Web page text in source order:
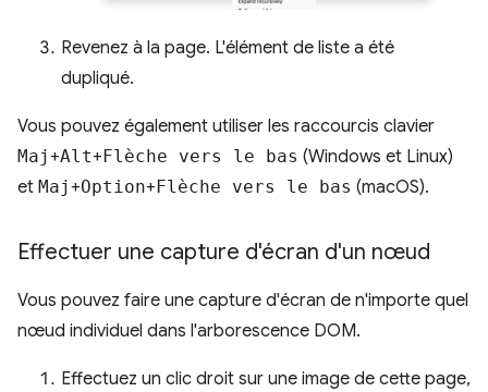
Revenez à la page. L'élément de liste a été
dupliqué.
Vous pouvez également utiliser les raccourcis clavier
Maj+Alt+ Flèche vers le bas (Windows et Linux)
et Maj+Option+ Flèche vers le bas (macOS).
Effectuer une capture d'écran d'un nœud
Vous pouvez faire une capture d'écran de n'importe quel
nœud individuel dans l'arborescence DOM.
Effectuez un clic droit sur une image de cette page,